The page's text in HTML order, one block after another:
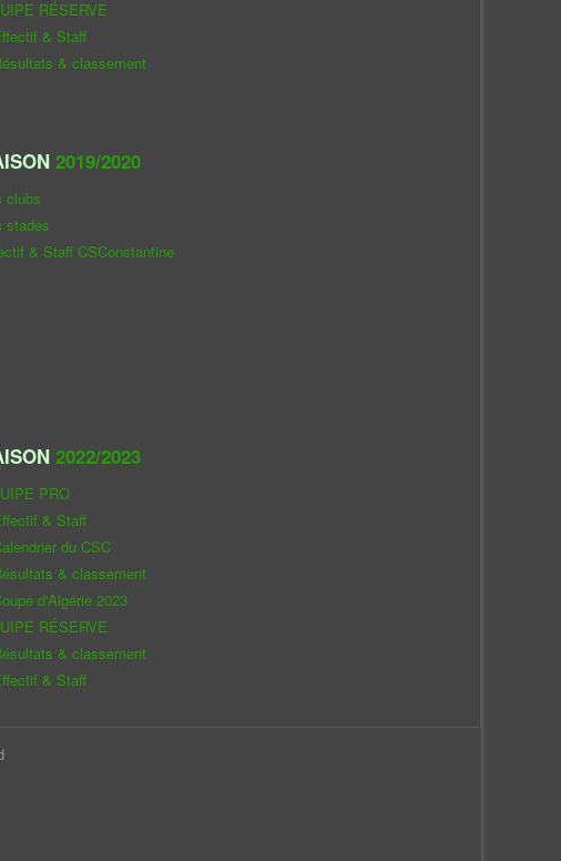
RÉSERVE
& Staff
& classement
2019/2020
clubs
stades
& Staff CSConstantine
2022/2023
PRO
& Staff
du CSC
& classement
d'Algérie 2023
RÉSERVE
& classement
& Staff